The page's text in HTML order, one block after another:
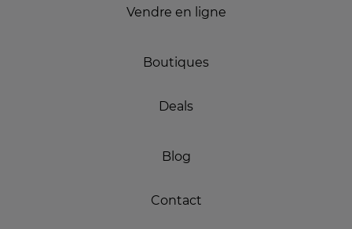
Vendre en ligne
Boutiques
Deals
Blog
Contact